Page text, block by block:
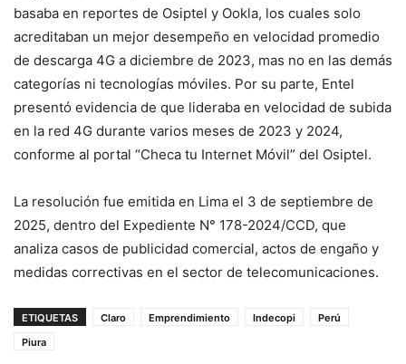
basaba en reportes de Osiptel y Ookla, los cuales solo
acreditaban un mejor desempeño en velocidad promedio
de descarga 4G a diciembre de 2023, mas no en las demás
categorías ni tecnologías móviles. Por su parte, Entel
presentó evidencia de que lideraba en velocidad de subida
en la red 4G durante varios meses de 2023 y 2024,
conforme al portal “Checa tu Internet Móvil” del Osiptel.
La resolución fue emitida en Lima el 3 de septiembre de
2025, dentro del Expediente N° 178-2024/CCD, que
analiza casos de publicidad comercial, actos de engaño y
medidas correctivas en el sector de telecomunicaciones.
ETIQUETAS Claro Emprendimiento Indecopi
Perú
Piura